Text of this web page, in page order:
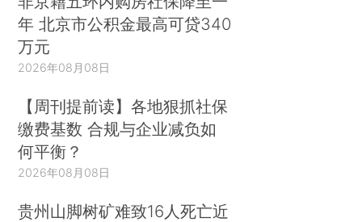
年 北京市公积金最高可贷340
万元
2026年08月08日
【周刊提前读】各地狠抓社保
缴费基数 合规与企业减负如
何平衡？
2026年08月08日
贵州山脚树矿难致16人死亡近